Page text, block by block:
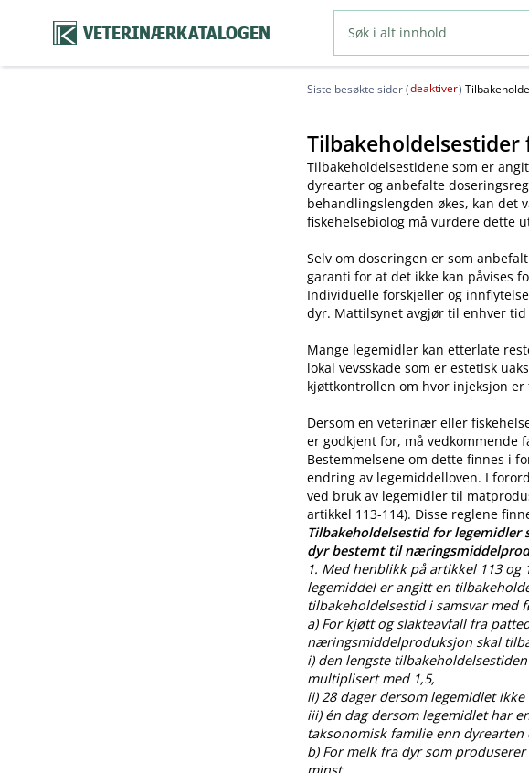
VETERINÆRKATALOGEN
Siste besøkte sider (deaktiver)
Tilbakeholdelsestidene som er
dyrearter og anbefalte
behandlingslengden økes, kan
fiskehelsebiolog må vurdere dette
Selv om doseringen er som
garanti for at det ikke kan påvises
Individuelle forskjeller og
dyr. Mattilsynet avgjør til enhver
Mange legemidler kan etterlate
lokal vevsskade som er estetisk
kjøttkontrollen om hvor injeksjon
Dersom en veterinær eller
er godkjent for, må vedkommende
Bestemmelsene om dette finnes i
endring av legemiddelloven. I
ved bruk av legemidler til
artikkel 113-114). Disse reglene
Tilbakeholdelsestid for
dyr bestemt til
1. Med henblikk på artikkel 113
legemiddel er angitt en
tilbakeholdelsestid i samsvar med
a) For kjøtt og slakteavfall fra
næringsmiddelproduksjon skal
i) den lengste
multiplisert med 1,5,
ii) 28 dager dersom legemidlet
iii) én dag dersom legemidlet har
taksonomisk familie enn
b) For melk fra dyr som
minst